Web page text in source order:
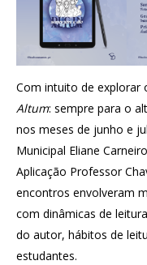
Com intuito de explorar
Altum: sempre para o
nos meses de junho e
Municipal Eliane
Aplicação Professor
encontros envolveram
com dinâmicas de
do autor, hábitos de
estudantes.